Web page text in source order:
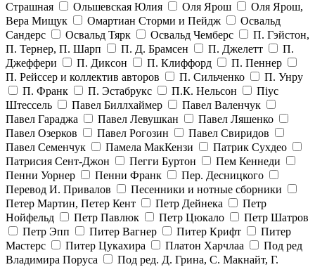
Страшная
Ольшевская Юлия Оля Ярош
Оля Ярош,
Вера Мищук
Омартиан Сторми и Пейдж
Освальд
Сандерс
Освальд Тярк Освальд Чемберс
П. Гэйстон,
П. Тернер, П. Шарп
П. Д. Брамсен П. Джелетт
П.
Джеффери
П. Диксон П. Клиффорд
П. Пеннер
П. Рейссер и коллектив авторов
П. Сильченко
П. Унру
П. Франк
П. Эстабрукс П.К. Нельсон
Піус
Штессель
Павел Биллхаймер
Павел Валенчук
Павел Гараджа
Павел Левушкан
Павел Ляшенко
Павел Озерков
Павел Рогозин
Павел Свиридов
Павел Семенчук
Памела МакКензи
Патрик Сухдео
Патрисия Сент-Джон
Пегги Буртон
Пем Кеннеди
Пенни Уорнер
Пенни Франк
Пер. Десницкого
Перевод И. Привалов
Песенники и нотные сборники
Петер Мартин, Петер Кент
Петр Дейнека
Петр
Нойфельд
Петр Павлюк Петр Цюкало
Петр Шатров
Петр Эпп
Питер Вагнер Питер Крифт
Питер
Мастерс
Питер Цукахира Платон Харчлаа
Под ред
Владимира Поруса
Под ред. Д. Грина, С. Макнайт, Г.